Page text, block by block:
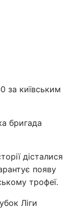
за київським
бригада
дісталися
появу
трофеї.
Ліги